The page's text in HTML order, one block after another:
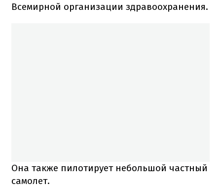
Всемирной организации здравоохранения.
Она также пилотирует небольшой частный
самолет.